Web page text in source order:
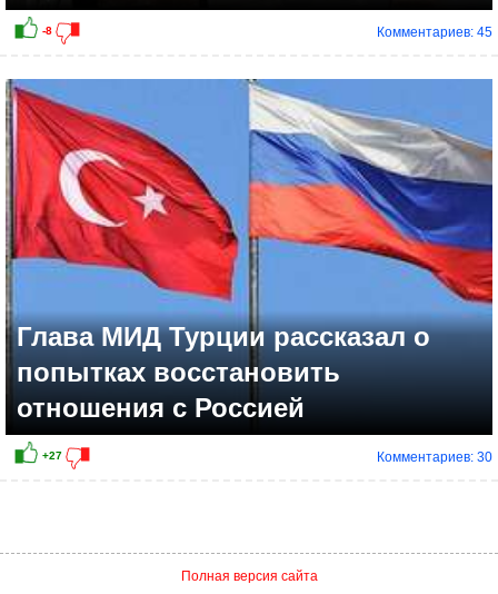
+6
Комментариев: 45
Глава МИД Турции рассказал о
попытках восстановить
отношения с Россией
Комментариев: 30
Полная версия сайта